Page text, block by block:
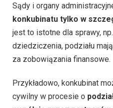
Sądy i organy
konkubinatu tylko w
jest to istotne dla sprawy,
dziedziczenia, podziału
za zobowiązania finansowe.
Przykładowo, konkubinat
cywilny w procesie o